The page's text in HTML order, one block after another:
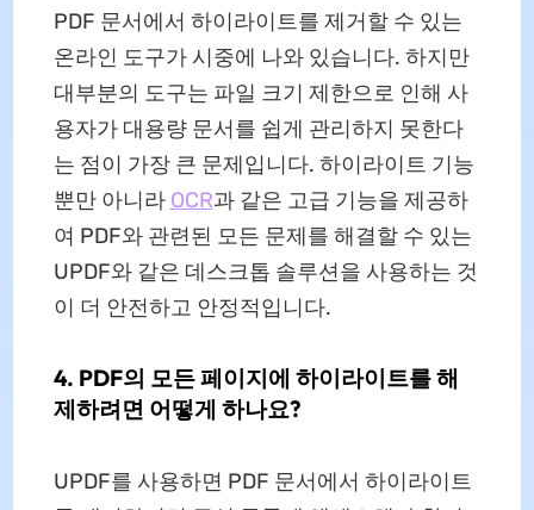
PDF 문서에서 하이라이트를 제거할 수 있는
온라인 도구가 시중에 나와 있습니다. 하지만
대부분의 도구는 파일 크기 제한으로 인해 사
용자가 대용량 문서를 쉽게 관리하지 못한다
는 점이 가장 큰 문제입니다. 하이라이트 기능
뿐만 아니라 OCR과 같은 고급 기능을 제공하
여 PDF와 관련된 모든 문제를 해결할 수 있는
UPDF와 같은 데스크톱 솔루션을 사용하는 것
이 더 안전하고 안정적입니다.
4. PDF의 모든 페이지에 하이라이트를 해
제하려면 어떻게 하나요?
UPDF를 사용하면 PDF 문서에서 하이라이트